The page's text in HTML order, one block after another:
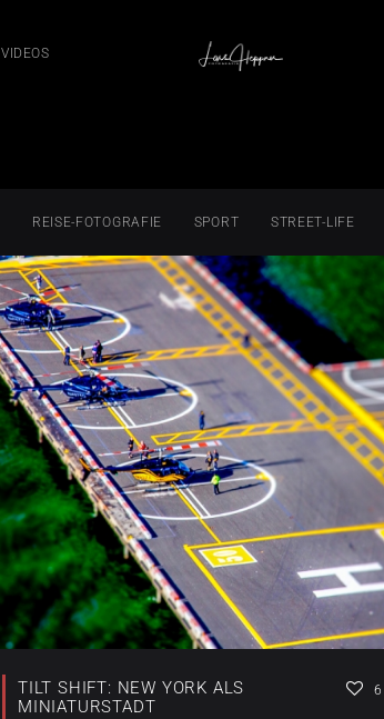
VIDEOS
REISE-FOTOGRAFIE SPORT STREET-LIFE
TILT SHIFT: NEW YORK ALS
MINIATURSTADT
6